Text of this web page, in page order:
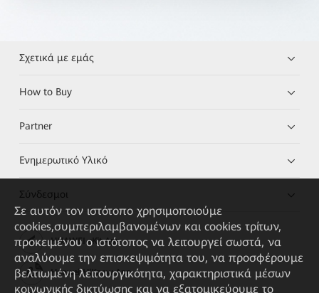
Σχετικά με εμάς
How to Buy
Partner
Ενημερωτικό Υλικό
Σύνδεσμοι
HUAWEI eKit App
Huawei HiKnow App
Σε αυτόν τον ιστότοπο χρησιμοποιούμε
cookies,συμπεριλαμβανομένων και cookies τρίτων,
προκειμένου ο ιστότοπος να λειτουργεί σωστά, να
αναλύουμε την επισκεψιμότητα του, να προσφέρουμε
βελτιωμένη λειτουργικότητα, χαρακτηριστικά μέσων
κοινωνικής δικτύωσης και να εξατομικεύουμε το